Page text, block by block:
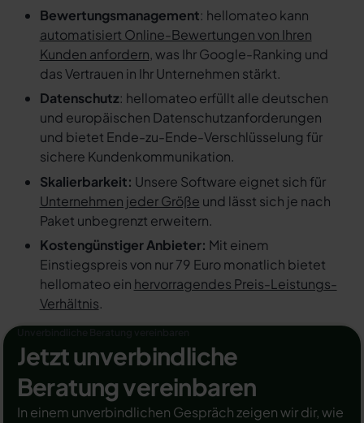
Bewertungsmanagement: hellomateo kann
automatisiert Online-Bewertungen von Ihren
Kunden anfordern, was Ihr Google-Ranking und
das Vertrauen in Ihr Unternehmen stärkt.
Datenschutz: hellomateo erfüllt alle deutschen
und europäischen Datenschutzanforderungen
und bietet Ende-zu-Ende-Verschlüsselung für
sichere Kundenkommunikation.
Skalierbarkeit: Unsere Software eignet sich für
Unternehmen jeder Größe und lässt sich je nach
Paket unbegrenzt erweitern.
Kostengünstiger Anbieter: Mit einem
Einstiegspreis von nur 79 Euro monatlich bietet
hellomateo ein hervorragendes Preis-Leistungs-
Verhältnis.
Jetzt unverbindliche
Beratung vereinbaren
In einem unverbindlichen Gespräch zeigen wir dir, wie